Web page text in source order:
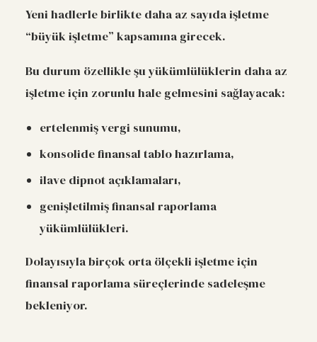
Yeni hadlerle birlikte daha az sayıda işletme
“büyük işletme” kapsamına girecek.
Bu durum özellikle şu yükümlülüklerin daha az
işletme için zorunlu hale gelmesini sağlayacak:
ertelenmiş vergi sunumu,
konsolide finansal tablo hazırlama,
ilave dipnot açıklamaları,
genişletilmiş finansal raporlama
yükümlülükleri.
Dolayısıyla birçok orta ölçekli işletme için
finansal raporlama süreçlerinde sadeleşme
bekleniyor.